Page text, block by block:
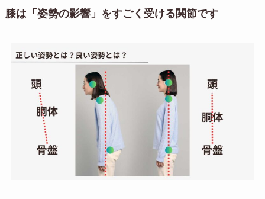
膝は「姿勢の影響」をすごく受ける関節です